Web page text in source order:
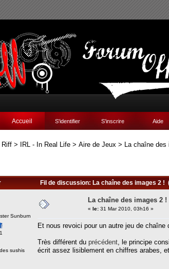
Accueil S'identifier S'inscrire Aide
Riff > IRL - In Real Life > Aire de Jeux > La chaîne des
Fil de discussion: La chaîne des images 2 !
Sunburn
sushis
La chaîne des images 2 !
« le: 31 Mar 2010, 03h16 »
Et nous revoici pour un autre jeu de chaîne
Très différent du précédent, le principe
écrit assez lisiblement en chiffres arabes,